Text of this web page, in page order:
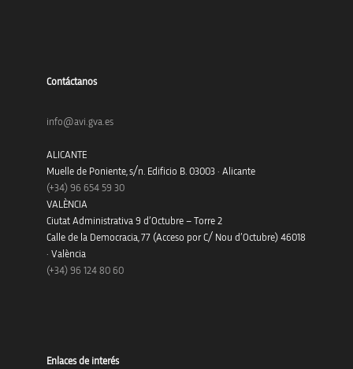
Contáctanos
info@avi.gva.es
ALICANTE
Muelle de Poniente, s/n. Edificio B. 03003 · Alicante
(+34) 96 654 59 30
VALÈNCIA
Ciutat Administrativa 9 d’Octubre – Torre 2
Calle de la Democracia, 77 (Acceso por C/ Nou d’Octubre) 46018
· València
(+34) 96 124 80 60
Enlaces de interés